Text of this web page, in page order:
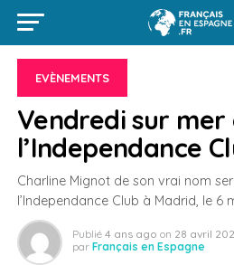
EVÈNEMENTS
Vendredi sur
l’Independance
Charline Mignot de son vrai nom
l’Independance Club à Madrid, le 6
Publié 4 ans ago on 28 avril
par Français en Espagne